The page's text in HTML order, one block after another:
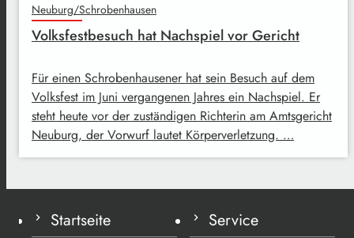
Neuburg/Schrobenhausen
Volksfestbesuch hat Nachspiel vor Gericht
Für einen Schrobenhausener hat sein Besuch auf dem
Volksfest im Juni vergangenen Jahres ein Nachspiel. Er
steht heute vor der zuständigen Richterin am Amtsgericht
Neuburg, der Vorwurf lautet Körperverletzung. …
Startseite Service